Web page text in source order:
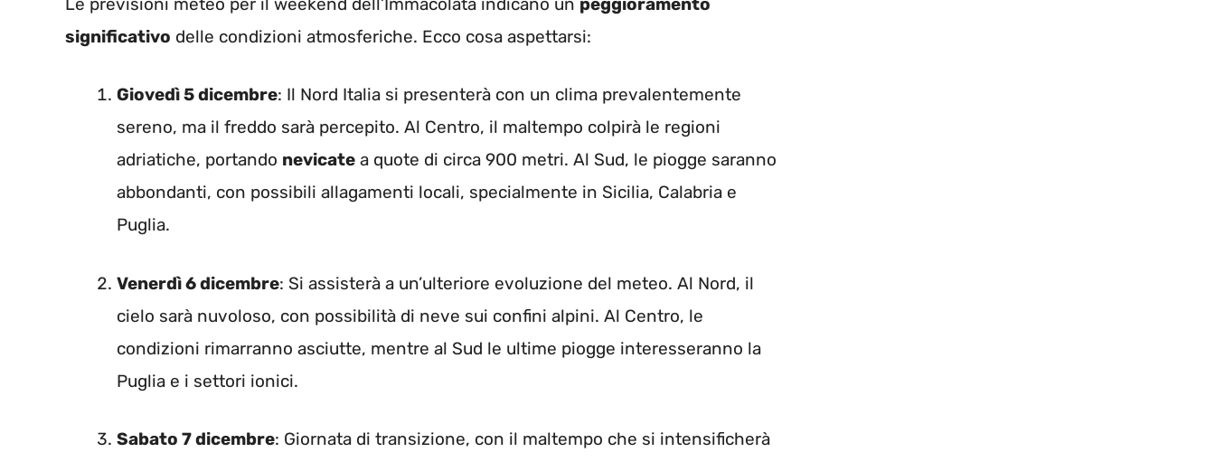
significativo delle condizioni atmosferiche. Ecco cosa aspettarsi:
Giovedì 5 dicembre: Il Nord Italia si presenterà con un clima prevalentemente
sereno, ma il freddo sarà percepito. Al Centro, il maltempo colpirà le regioni
adriatiche, portando nevicate a quote di circa 900 metri. Al Sud, le piogge saranno
abbondanti, con possibili allagamenti locali, specialmente in Sicilia, Calabria e
Puglia.
Venerdì 6 dicembre: Si assisterà a un’ulteriore evoluzione del meteo. Al Nord, il
cielo sarà nuvoloso, con possibilità di neve sui confini alpini. Al Centro, le
condizioni rimarranno asciutte, mentre al Sud le ultime piogge interesseranno la
Puglia e i settori ionici.
Sabato 7 dicembre: Giornata di transizione, con il maltempo che si intensificherà